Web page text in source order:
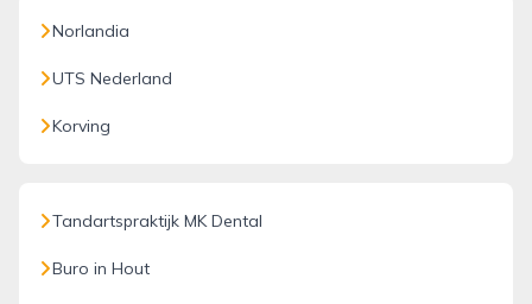
Norlandia
UTS Nederland
Korving
Tandartspraktijk MK Dental
Buro in Hout